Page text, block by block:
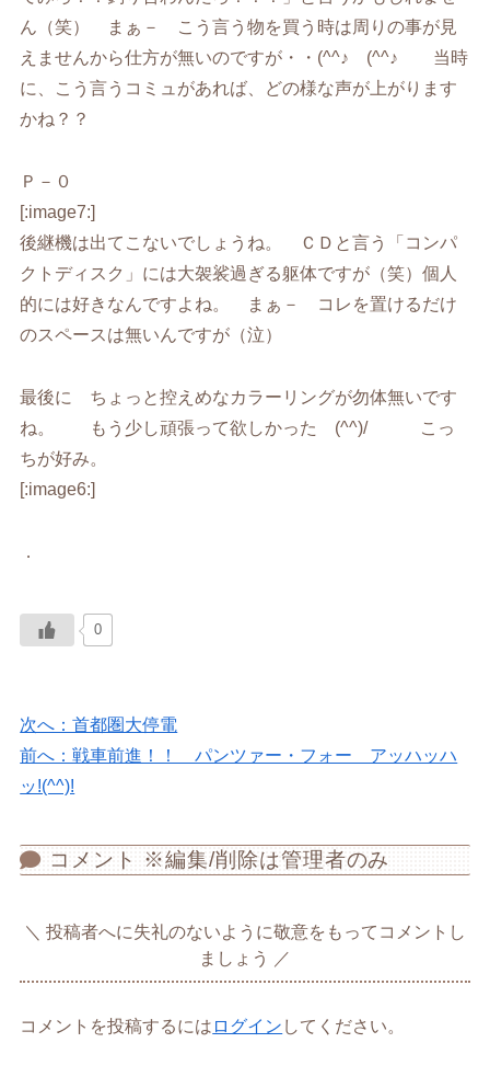
ん（笑） まぁ－ こう言う物を買う時は周りの事が見
えませんから仕方が無いのですが・・(^^♪ (^^♪ 当時
に、こう言うコミュがあれば、どの様な声が上がります
かね？？
Ｐ－０
[:image7:]
後継機は出てこないでしょうね。 ＣＤと言う「コンパ
クトディスク」には大袈裟過ぎる躯体ですが（笑）個人
的には好きなんですよね。 まぁ－ コレを置けるだけ
のスペースは無いんですが（泣）
最後に ちょっと控えめなカラーリングが勿体無いです
ね。 もう少し頑張って欲しかった (^^)/ こっ
ちが好み。
[:image6:]
．
0
次へ：首都圏大停電
前へ：戦車前進！！ パンツァー・フォー アッハッハ
ッ!(^^)!
コメント ※編集/削除は管理者のみ
投稿者へに失礼のないように敬意をもってコメントし
ましょう
コメントを投稿するには ログイン してください。